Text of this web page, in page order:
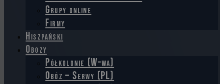
Grupy online
Firmy
Hiszpański
Obozy
Półkolonie (W-wa)
Obóz – Serwy (PL)